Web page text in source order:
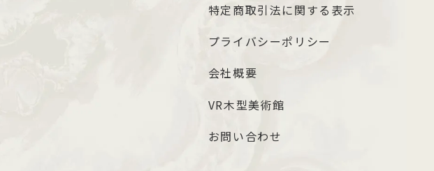
特定商取引法に関する表示
プライバシーポリシー
会社概要
VR木型美術館
お問い合わせ